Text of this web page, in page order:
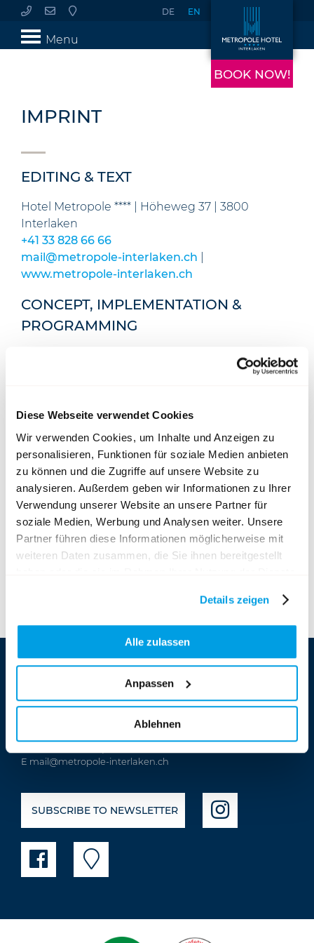
Diese Webseite verwendet Cookies
Wir verwenden Cookies, um Inhalte und Anzeigen zu
personalisieren, Funktionen für soziale Medien anbieten
zu können und die Zugriffe auf unsere Website zu
analysieren. Außerdem geben wir Informationen zu Ihrer
Verwendung unserer Website an unsere Partner für
soziale Medien, Werbung und Analysen weiter. Unsere
Partner führen diese Informationen möglicherweise mit
weiteren Daten zusammen, die Sie ihnen bereitgestellt
Details zeigen
Alle zulassen
Anpassen
Ablehnen
DE EN
Menu
BOOK NOW!
IMPRINT
EDITING & TEXT
Hotel Metropole **** | Höheweg 37 | 3800
Interlaken
+41 33 828 66 66
mail@metropole-interlaken.ch
www.metropole-interlaken.ch
CONCEPT, IMPLEMENTATION &
PROGRAMMING
PHOTOGRAPHY
Andy Widmer
HOMM interactive
Winkelriedstrasse 35 | 6003 Luzern
+41 41 210 70 00
aw@homm.ch|www.homm.ch
E mail@metropole-interlaken.ch
SUBSCRIBE TO NEWSLETTER